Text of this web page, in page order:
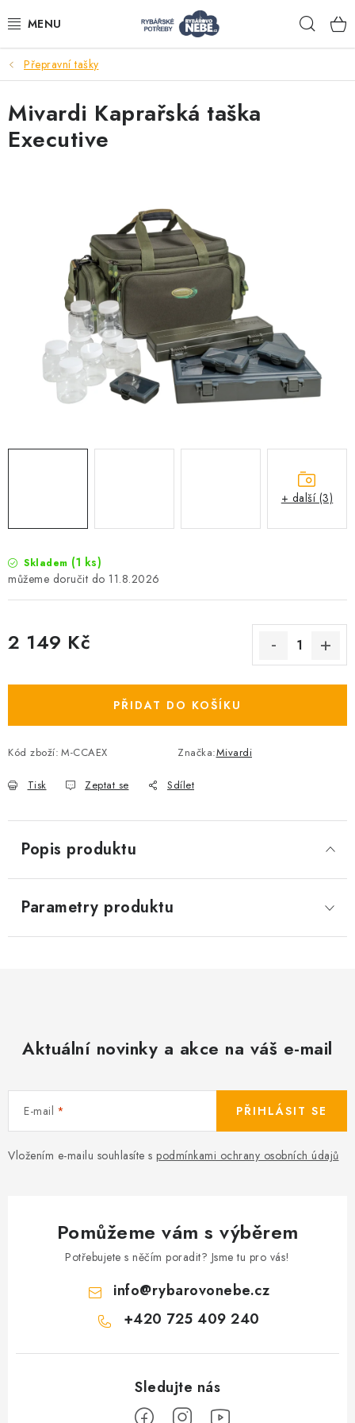
na
Akce
Navijáky
Nástrahy a krmení
Tašky a obaly
Camping
Lov s lodí
Přepravní tašky
Skladem (1 ks)
11.8.2026
2 149 Kč
PŘIDAT DO KOŠÍKU
Kód zboží: M-CCAEX Značka:Mivardi
Tisk Zeptat se Sdílet
Mivardi Kaprařská taška
Executive
+ další (3)
Popis produktu
Parametry produktu
Aktuální novinky a akce na váš e-mail
E-mail
Vložením e-mailu souhlasíte s podmínkami ochrany osobních údajů
PŘIHLÁSIT SE
Pomůžeme vám s výběrem
Potřebujete s něčím poradit? Jsme tu pro vás!
info@rybarovonebe.cz
+420 725 409 240